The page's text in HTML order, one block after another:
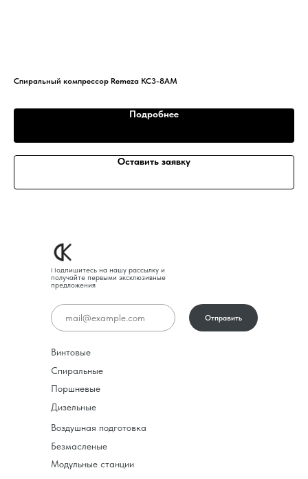
Спиральный компрессор Remeza КС3-8АМ
Подробнее
Оставить заявку
Подпишитесь на нашу рассылку и
получайте первыми эксклюзивные
предложения
Винтовые
Спиральные
Поршневые
Дизельные
Воздушная подготовка
Безмасленые
Модульные станции
Отправить